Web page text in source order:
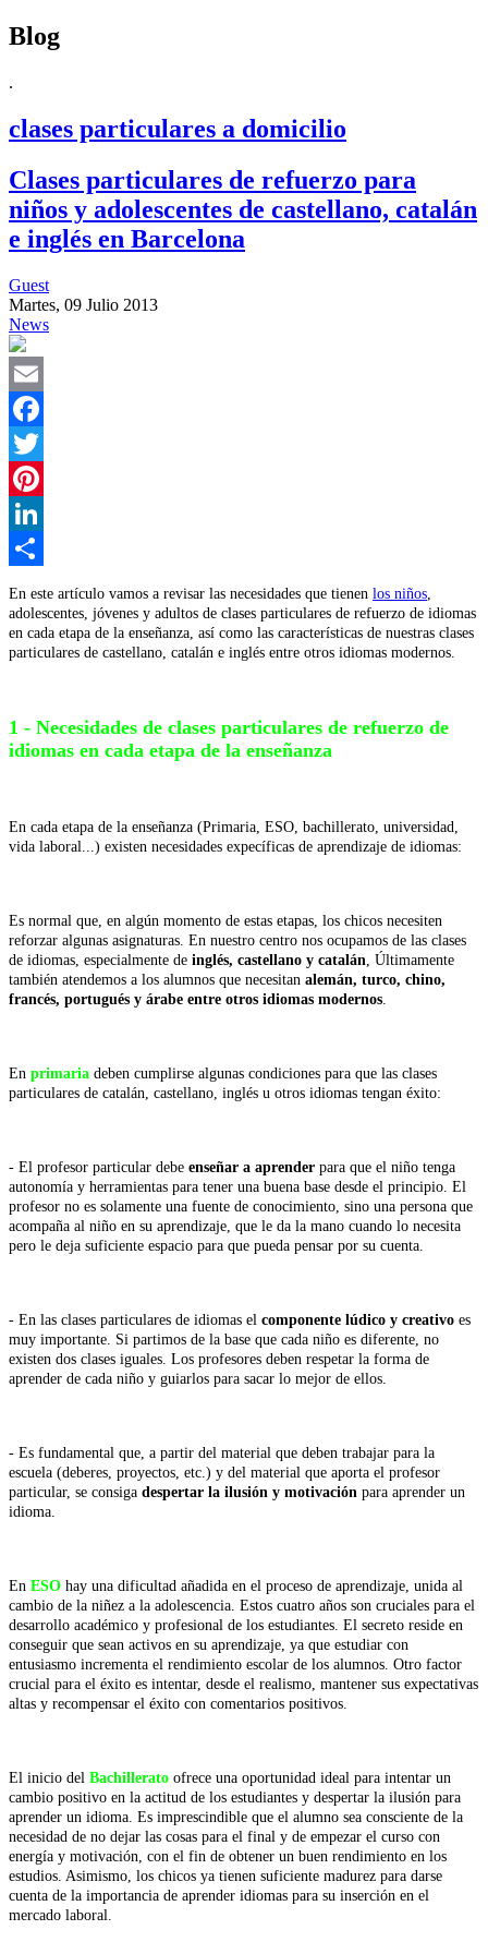
Blog
.
clases particulares a domicilio
Clases particulares de refuerzo para
niños y adolescentes de castellano, catalán
e inglés en Barcelona
Guest
Martes, 09 Julio 2013
News
Email
Facebook
Twitter
Pinterest
LinkedIn
En este artículo vamos a revisar las necesidades que tienen los niños
adolescentes, jóvenes y adultos de clases particulares de refuerzo de idiomas
en cada etapa de la enseñanza, así como las características de nuestras clases
particulares de castellano, catalán e inglés entre otros idiomas modernos.
1 - Necesidades de clases particulares de refuerzo de
idiomas en cada etapa de la enseñanza
En cada etapa de la enseñanza (Primaria, ESO, bachillerato, universidad,
vida laboral...) existen necesidades expecíficas de aprendizaje de idiomas:
Es normal que, en algún momento de estas etapas, los chicos necesiten
reforzar algunas asignaturas. En nuestro centro nos ocupamos de las clases
de idiomas, especialmente de inglés, castellano y catalán , Últimamente
también atendemos a los alumnos que necesitan alemán, turco, chino,
francés, portugués y árabe entre otros idiomas modernos
En primaria deben cumplirse algunas condiciones para que las clases
particulares de catalán, castellano, inglés u otros idiomas tengan éxito:
- El profesor particular debe enseñar a aprender para que el niño tenga
autonomía y herramientas para tener una buena base desde el principio. El
profesor no es solamente una fuente de conocimiento, sino una persona que
acompaña al niño en su aprendizaje, que le da la mano cuando lo necesita
pero le deja suficiente espacio para que pueda pensar por su cuenta.
- En las clases particulares de idiomas el componente lúdico y creativo es
muy importante. Si partimos de la base que cada niño es diferente, no
existen dos clases iguales. Los profesores deben respetar la forma de
aprender de cada niño y guiarlos para sacar lo mejor de ellos.
- Es fundamental que, a partir del material que deben trabajar para la
escuela (deberes, proyectos, etc.) y del material que aporta el profesor
particular, se consiga despertar la ilusión y motivación para aprender un
idioma.
En ESO hay una dificultad añadida en el proceso de aprendizaje, unida al
cambio de la niñez a la adolescencia. Estos cuatro años son cruciales para el
desarrollo académico y profesional de los estudiantes. El secreto reside en
conseguir que sean activos en su aprendizaje, ya que estudiar con
entusiasmo incrementa el rendimiento escolar de los alumnos. Otro factor
crucial para el éxito es intentar, desde el realismo, mantener sus expectativas
altas y recompensar el éxito con comentarios positivos.
El inicio del Bachillerato ofrece una oportunidad ideal para intentar un
cambio positivo en la actitud de los estudiantes y despertar la ilusión para
aprender un idioma. Es imprescindible que el alumno sea consciente de la
necesidad de no dejar las cosas para el final y de empezar el curso con
energía y motivación, con el fin de obtener un buen rendimiento en los
estudios. Asimismo, los chicos ya tienen suficiente madurez para darse
cuenta de la importancia de aprender idiomas para su inserción en el
mercado laboral.